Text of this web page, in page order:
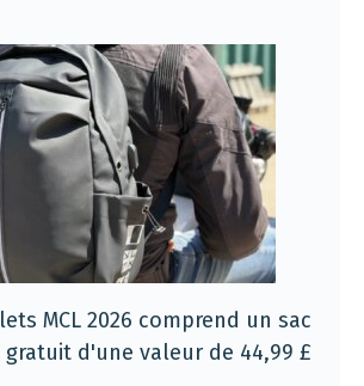
MCL 2026 comprend un sac
gratuit d'une valeur de 44,99 £